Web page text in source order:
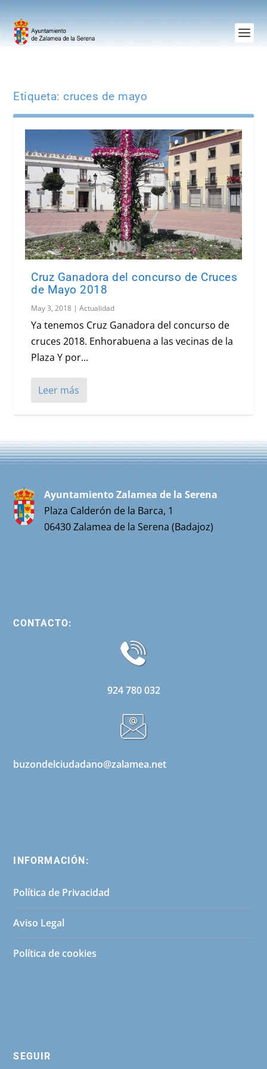
Etiqueta: cruces de mayo
Cruz Ganadora del concurso de Cruces
de Mayo 2018
May 3, 2018 |Actualidad
Ya tenemos Cruz Ganadora del concurso de
cruces 2018. Enhorabuena a las vecinas de la
Plaza Y por...
Leer más
Ayuntamiento Zalamea de la Serena
Plaza Calderón de la Barca, 1
06430 Zalamea de la Serena (Badajoz)
CONTACTO:
924 780 032
buzondelciudadano@zalamea.net
INFORMACIÓN:
Política de Privacidad
Aviso Legal
Política de cookies
SEGUIR